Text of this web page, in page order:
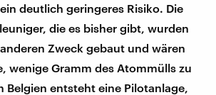
deutlich geringeres Risiko. Die
die es bisher gibt, wurden
Zweck gebaut und wären
wenige Gramm des Atommülls zu
Belgien entsteht eine Pilotanlage,